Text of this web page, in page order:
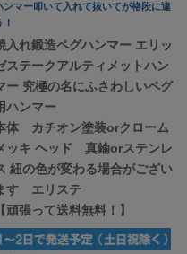
ンマー叩いて入れて抜いてが格段に違
！
入れ鍛造ペグハンマー エリッ
ステークアルティメットハン
ー 究極の名にふさわしいペグ
ハンマー
体 カチオン塗装orクローム
ッキ ヘッド 真鍮orステンレ
紐の色が変わる場合がござい
す エリステ
【頑張って送料無料！】